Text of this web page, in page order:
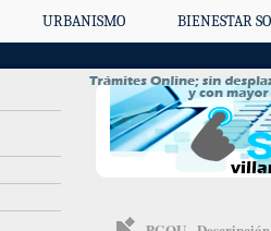
URBANISMO BIENESTAR